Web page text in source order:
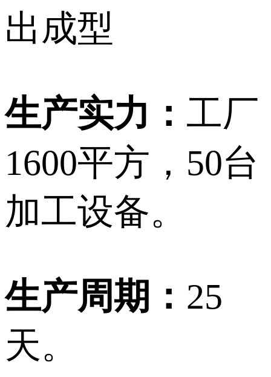
出成型
生产实力： 工厂
1600平方，50台
加工设备。
生产周期： 25
天。